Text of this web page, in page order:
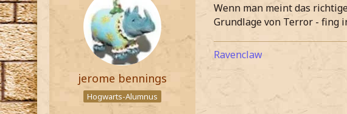
jerome bennings
Hogwarts-Alumnus
Wenn man meint das
Grundlage von Terror - fing
Ravenclaw